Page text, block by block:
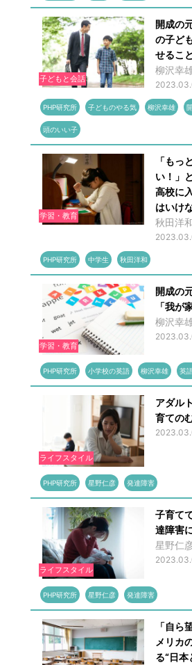
子どもと会話
開成の
の子ど
せるこ
柳沢幸
PHP研究所 子どものやる気 柳沢幸雄
頭のいい子
学習・教育
「もっ
い！」
高校に
はいけ
秋田洋
PHP研究所 中学生 秋田洋和
学習・教育
開成の
「我が
柳沢幸
PHP研究所 小学校の英語 柳沢幸雄 英
ライフスタイル
アダル
育ての
PHP研究所 星野仁彦 発達障害
ライフスタイル
子育て
達障害
星野仁
PHP研究所 星野仁彦 発達障害
「自ら
メリカ
る“日本